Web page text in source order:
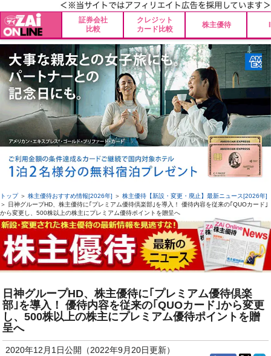
証券会社
比較
クレジット
カード比較
株主優待
トップ＞ 株主優待おすすめ情報[2026年] ＞ 株主優待【新設・変更・廃止】最新ニュース[2026年]
＞ 日神グループHD、株主優待に｢プレミアム優待倶楽部｣を導入！ 優待内容を従来の｢QUOカード｣
から変更し、500株以上の株主にプレミアム優待ポイントを贈呈へ
日神グループHD、株主優待に｢プレミアム優待倶楽
部｣を導入！ 優待内容を従来の｢QUOカード｣から変更
し、500株以上の株主にプレミアム優待ポイントを贈
呈へ
2020年12月1日公開（2022年9月20日更新）